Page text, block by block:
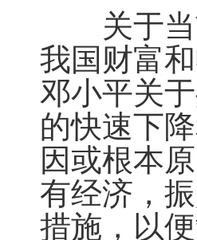
关于当
我国财富
邓小平关
的快速下
因或根本
有经济，
措施，以